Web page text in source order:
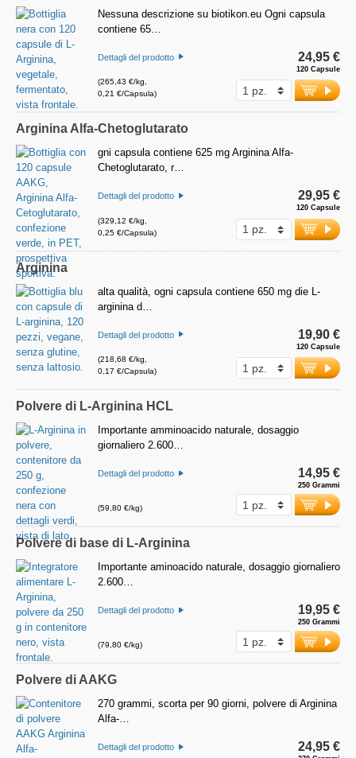
Nessuna descrizione su biotikon.eu Ogni capsula
contiene 65…
Dettagli del prodotto
(265,43 €/kg,
0,21 €/Capsula)
120 Capsule
24,95 €
Arginina Alfa-Chetoglutarato
gni capsula contiene 625 mg Arginina Alfa-
Chetoglutarato, r…
Dettagli del prodotto
(329,12 €/kg,
0,25 €/Capsula)
120 Capsule
29,95 €
Arginina
alta qualità, ogni capsula contiene 650 mg die L-
arginina d…
Dettagli del prodotto
(218,68 €/kg,
0,17 €/Capsula)
120 Capsule
19,90 €
Polvere di L-Arginina HCL
Importante amminoacido naturale, dosaggio
giornaliero 2.600…
Dettagli del prodotto
(59,80 €/kg)
250 Grammi
14,95 €
Polvere di base di L-Arginina
Importante aminoacido naturale, dosaggio giornaliero
2.600…
Dettagli del prodotto
(79,80 €/kg)
250 Grammi
19,95 €
Polvere di AAKG
270 grammi, scorta per 90 giorni, polvere di Arginina
Alfa-…
Dettagli del prodotto 24,95 €